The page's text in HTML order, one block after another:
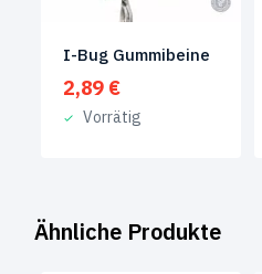
I-Bug Gummibeine
2,89 €
Vorrätig
Ähnliche Produkte